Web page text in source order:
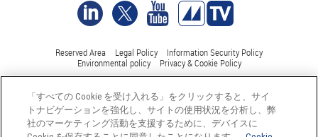
Reserved Area Legal Policy
Information Security Policy
Environmental policy
Privacy & Cookie Policy
©Medacta International 2017-2026. 無断複写・転載を禁じます。.
すべての商標はそれぞれの所有者に帰属し、少なくともスイス
では登録されています。
「すべての Cookie を受け入れる」をクリックすると、サイ
トナビゲーションを強化し、サイトの使用状況を分析し、弊
社のマーケティング活動を支援するために、デバイスに